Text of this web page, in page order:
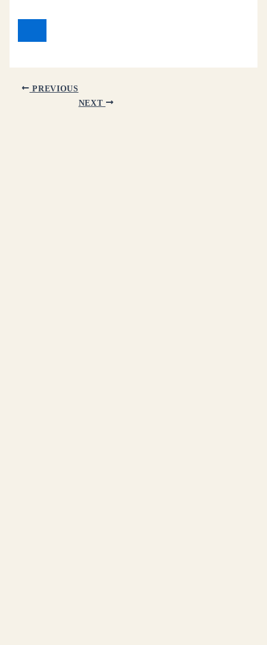
PREVIOUS
NEXT